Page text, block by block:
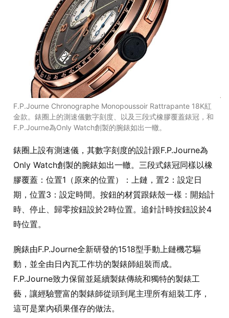
F.P.Journe Chronographe Monopoussoir Rattrapante 18K紅
金款。錶圈上的測速儀數字刻度、以及三段式橡膠覆蓋錶冠，和
F.P.Journe為Only Watch創製的腕錶如出一轍。
錶圈上設有測速儀，其數字刻度的設計跟F.P.Journe為
Only Watch創製的腕錶如出一轍。三段式錶冠同樣以橡
膠覆蓋：位置1（原來的位置）：上鏈，置2：設定日
期，位置3：設定時間。按鈕的材質跟錶殼一樣：開始計
時、停止、歸零按鈕設於2時位置。追針計時按鈕設於4
時位置。
腕錶由F.P.Journe全新研發的1518型手動上鏈機芯驅
動，並全由日內瓦工作坊的製錶師組裝而成。
F.P.Journe致力保留並延續製錶傳統和獨特的製錶工
藝，讓經驗豐富的製錶師從頭到尾主理所有組裝工序，
這可是業內碩果僅存的做法。